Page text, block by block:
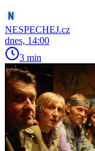
NESPECHEJ.cz
dnes, 14:00
3 min